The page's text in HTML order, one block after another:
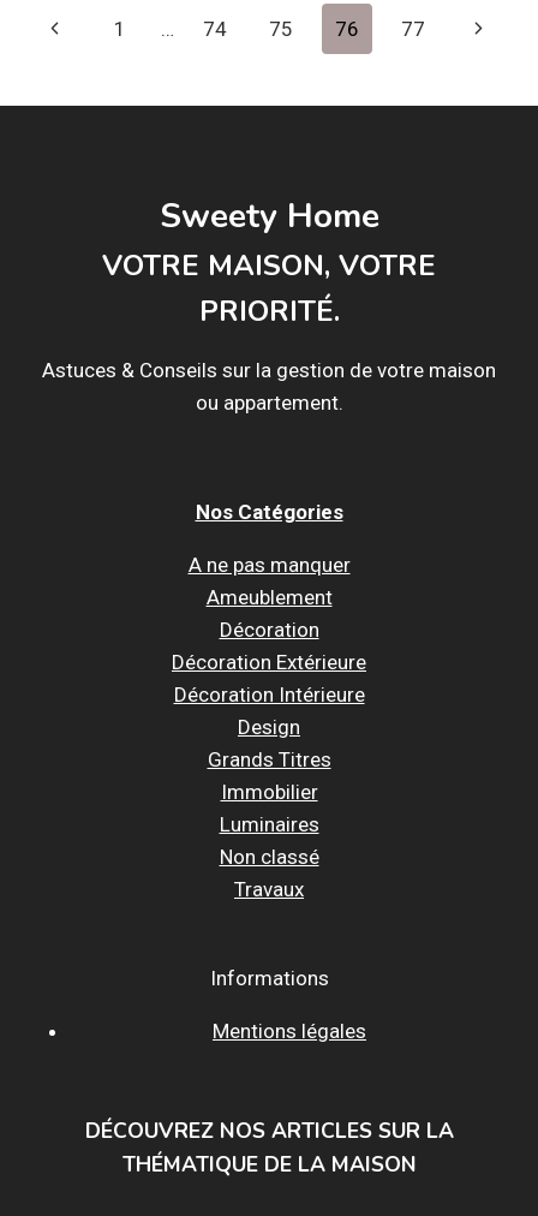
HABITATION
Navigation
page
Page
1 … 74 75 76 77
Page
Sweety Home
VOTRE MAISON, VOTRE
PRIORITÉ.
Astuces & Conseils sur la gestion de votre maison
ou appartement.
Nos Catégories
A ne pas manquer
Ameublement
Décoration
Décoration Extérieure
Décoration Intérieure
Design
Grands Titres
Immobilier
Luminaires
Non classé
Travaux
Informations
Mentions légales
DÉCOUVREZ NOS ARTICLES SUR LA
THÉMATIQUE DE LA MAISON